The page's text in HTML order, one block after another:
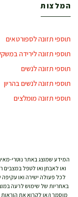
המלצות
תוספי תזונה לספורטאים
תוספי תזונה לירידה
תוספי תזונה לנשים
תוספי תזונה לנשים בהריון
תוספי תזונה מומלצים
המידע שמוצג באתר נוטרי-
ואו לאבחן ואו לטפל במצבים
לכל פעולה ישירה ואו
באחריות של שימוש לרעה
מוסמך ו/או לקרוא את